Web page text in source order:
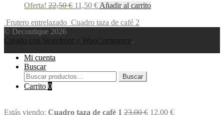
Oferta! 22,50€ 11,50 € Añadir al carrito
Frutero entrelazado Cuadro taza de café 2
© Decoutique 2026
Creado con Storefront y WooCommerce.
Mi cuenta
Buscar
Buscar
por:
Buscar
Carrito 0
Estás viendo: Cuadro taza de café 1 23,00€ 12,00 €